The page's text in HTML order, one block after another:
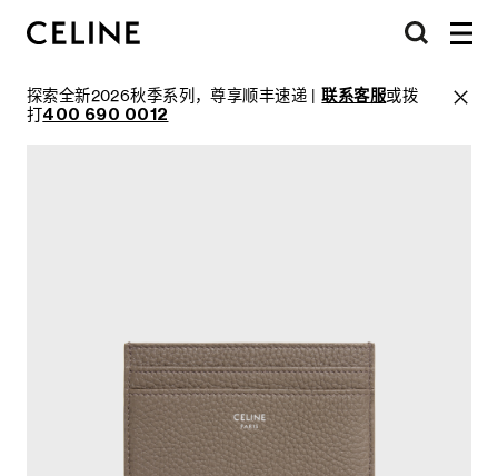
探索全新2026秋季系列，尊享顺丰速递 |联系客服或拨
打400 690 0012